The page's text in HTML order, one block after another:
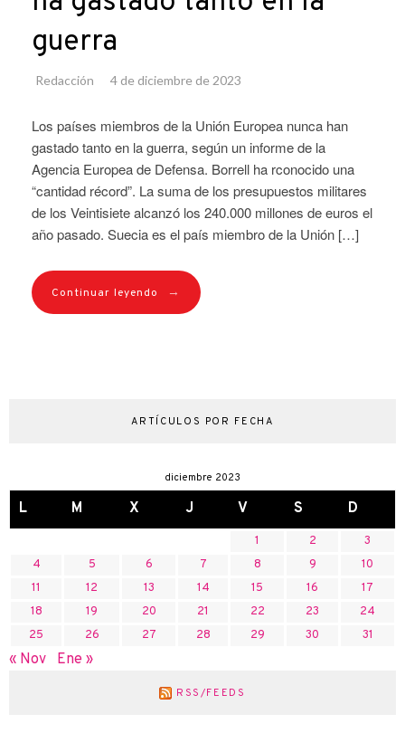
guerra
Redacción 4 de diciembre de 2023
Los países miembros de la Unión Europea nunca han
gastado tanto en la guerra, según un informe de la
Agencia Europea de Defensa. Borrell ha rconocido una
“cantidad récord”. La suma de los presupuestos militares
de los Veintisiete alcanzó los 240.000 millones de euros el
año pasado. Suecia es el país miembro de la Unión […]
Continuar leyendo →
ARTÍCULOS POR FECHA
diciembre 2023
L M X J V S D
1 2
3
4
5 6 7 8 9
10
11
12 13 14 15 16
17
18
19 20 21 22 23
24
25
26 27 28 29 30 31
« Nov Ene »
RSS/FEEDS